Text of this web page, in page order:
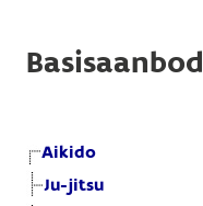
Basisaanbod
Aikido
Ju-jitsu